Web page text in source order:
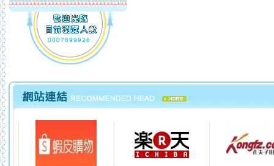
0007899926